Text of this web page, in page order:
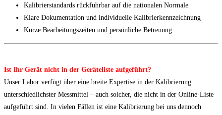
Kalibrierstandards rückführbar auf die nationalen Normale
Klare Dokumentation und individuelle Kalibrierkennzeichnung
Kurze Bearbeitungszeiten und persönliche Betreuung
Ist Ihr Gerät nicht in der Geräteliste aufgeführt?
Unser Labor verfügt über eine breite Expertise in der Kalibrierung
unterschiedlichster Messmittel – auch solcher, die nicht in der Online-Liste
aufgeführt sind. In vielen Fällen ist eine Kalibrierung bei uns dennoch